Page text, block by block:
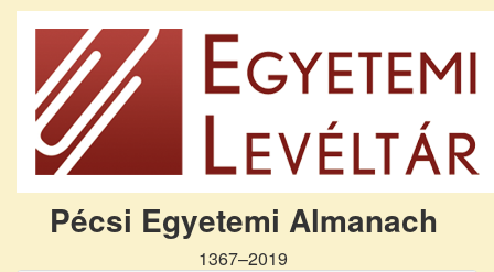
Pécsi Egyetemi Almanach
1367–2019